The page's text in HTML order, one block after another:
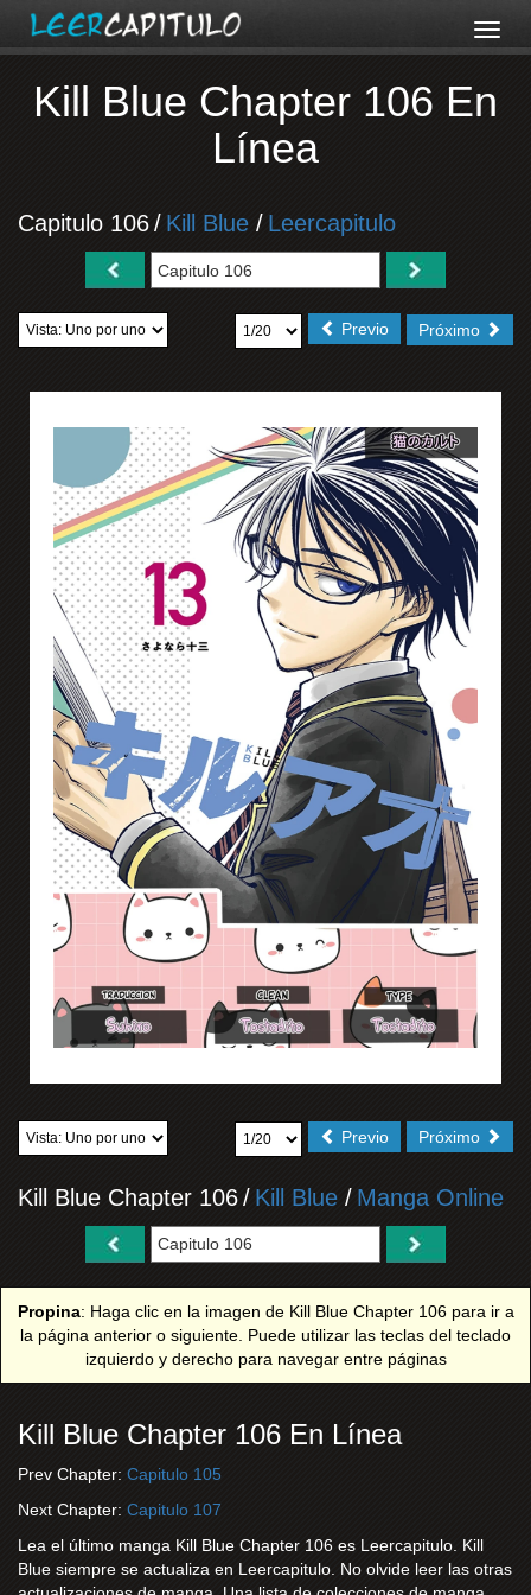
Kill Blue Chapter 106 En
Línea
Capitulo 106/ Kill Blue / Leercapitulo
Próximo
Previo
Próximo
Previo
Kill Blue Chapter 106/ Kill Blue / Manga Online
Propina: Haga clic en la imagen de Kill Blue Chapter 106 para ir a
la página anterior o siguiente. Puede utilizar las teclas del teclado
izquierdo y derecho para navegar entre páginas
Kill Blue Chapter 106 En Línea
Prev Chapter: Capitulo 105
Next Chapter: Capitulo 107
Lea el último manga Kill Blue Chapter 106 es Leercapitulo. Kill
Blue siempre se actualiza en Leercapitulo. No olvide leer las otras